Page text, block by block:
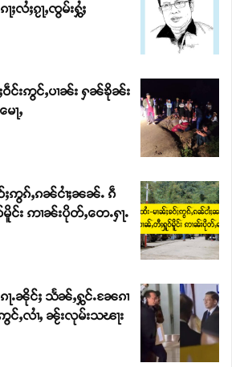
ၢင်ၸႂ်ၵူၼ်းမိူင်း ၵူႈတီႈၵူႈလႅၼ်ပေႃးတေၸွ
ႈၾႃႉၼၼ်ႉ ၶဝ်ႈႁူမ်ႈၵမ်ႉထႅမ် ၸုမ်းၶၢ
ၽူႈတွႆႇႁွၵ်ႈ လႆႈယူႇၶႃႈဢေႃႈ။
ႈလႆႈၵႂႃႇၸွမ်းႁွႆႈ
င်းဢွင်ႇပၢၼ်း ႁၼ်ၶိုၼ်း
ႃႇ
ႈဢွၵ်ႇၵၼ်ငၢႆႈၼၼ်ႉ ၵဵ
င်း ဢၢၼ်းပိုတ်ႇတေႉႁႃႉ
ႉၼိုင်ႈ သႅၼ်ႇႁွင်ႉၼႄၵၢ
ႇလၢႆႇ ၼႂ်းလုမ်းသၽႃး